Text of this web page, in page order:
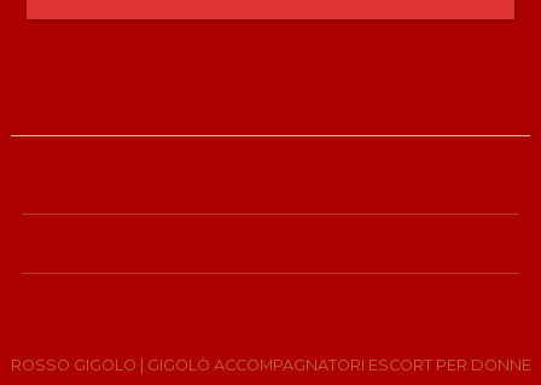
ROSSO GIGOLO | GIGOLÒ ACCOMPAGNATORI ESCORT PER DONNE